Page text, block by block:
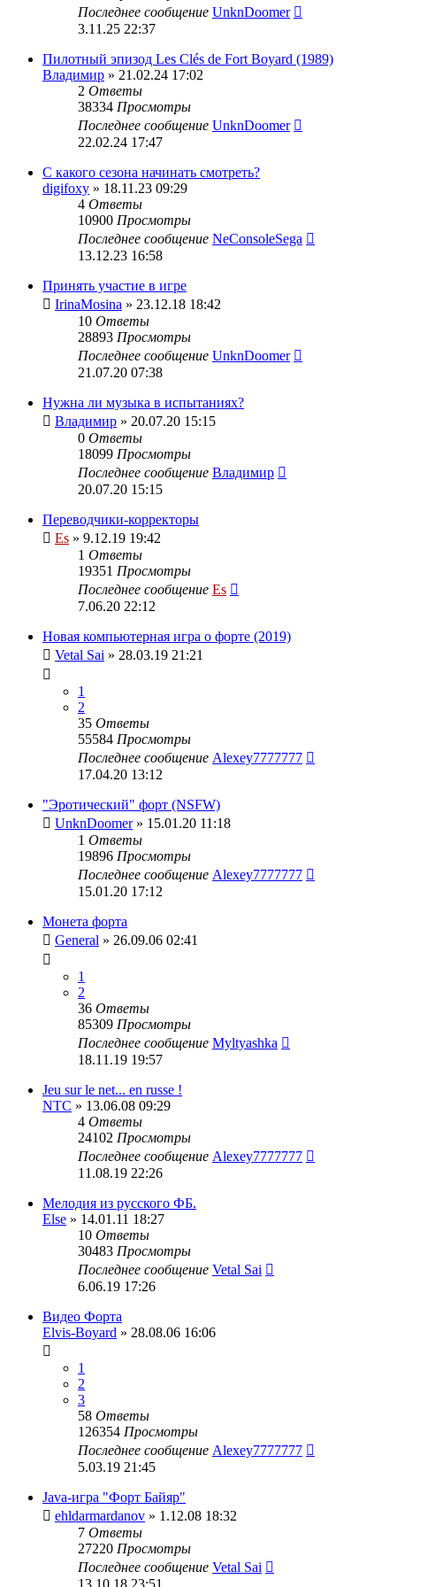
Последнее сообщение UnknDoomer
3.11.25 22:37
Пилотный эпизод Les Clés de Fort Boyard (1989)
Владимир » 21.02.24 17:02
2 Ответы
38334 Просмотры
Последнее сообщение UnknDoomer
22.02.24 17:47
С какого сезона начинать смотреть?
digifoxy » 18.11.23 09:29
4 Ответы
10900 Просмотры
Последнее сообщение NeConsoleSega
13.12.23 16:58
Принять участие в игре
IrinaMosina » 23.12.18 18:42
10 Ответы
28893 Просмотры
Последнее сообщение UnknDoomer
21.07.20 07:38
Нужна ли музыка в испытаниях?
Владимир » 20.07.20 15:15
0 Ответы
18099 Просмотры
Последнее сообщение Владимир
20.07.20 15:15
Переводчики-корректоры
Es » 9.12.19 19:42
1 Ответы
19351 Просмотры
Последнее сообщение Es
7.06.20 22:12
Новая компьютерная игра о форте (2019)
Vetal Sai » 28.03.19 21:21
1
2
35 Ответы
55584 Просмотры
Последнее сообщение Alexey7777777
17.04.20 13:12
"Эротический" форт (NSFW)
UnknDoomer» 15.01.20 11:18
1 Ответы
19896 Просмотры
Последнее сообщение Alexey7777777
15.01.20 17:12
Монета форта
General » 26.09.06 02:41
1
2
36 Ответы
85309 Просмотры
Последнее сообщение Myltyashka
18.11.19 19:57
Jeu sur le net... en russe !
NTC » 13.06.08 09:29
4 Ответы
24102 Просмотры
Последнее сообщение Alexey7777777
11.08.19 22:26
Мелодия из русского ФБ.
Else » 14.01.11 18:27
10 Ответы
30483 Просмотры
Последнее сообщение Vetal Sai
6.06.19 17:26
Видео Форта
Elvis-Boyard » 28.08.06 16:06
1
2
3
58 Ответы
126354 Просмотры
Последнее сообщение Alexey7777777
5.03.19 21:45
Java-игра "Форт Байяр"
ehldarmardanov » 1.12.08 18:32
7 Ответы
27220 Просмотры
Последнее сообщение Vetal Sai
13.10.18 23:51